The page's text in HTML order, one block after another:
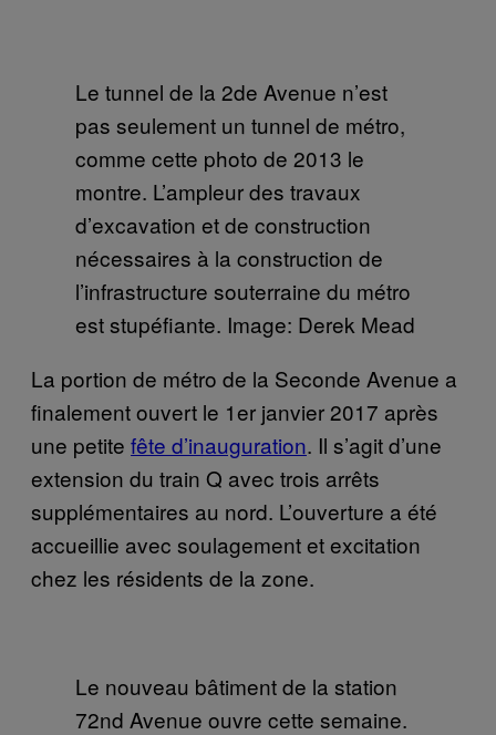
Le tunnel de la 2de Avenue n’est
pas seulement un tunnel de métro,
comme cette photo de 2013 le
montre. L’ampleur des travaux
d’excavation et de construction
nécessaires à la construction de
l’infrastructure souterraine du métro
est stupéfiante. Image: Derek Mead
La portion de métro de la Seconde Avenue a
finalement ouvert le 1er janvier 2017 après
une petite fête d’inauguration. Il s’agit d’une
extension du train Q avec trois arrêts
supplémentaires au nord. L’ouverture a été
accueillie avec soulagement et excitation
chez les résidents de la zone.
Le nouveau bâtiment de la station
72nd Avenue ouvre cette semaine.